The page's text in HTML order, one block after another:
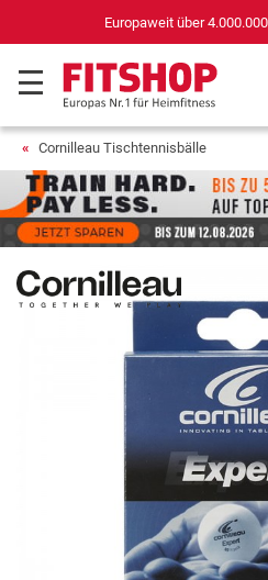
Europaweit über
Cornilleau Tischtennisbälle